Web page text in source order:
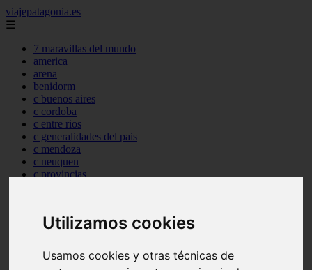
Utilizamos cookies
Usamos cookies y otras técnicas de
viajepatagonia.es
☰
7 maravillas del mundo
america
arena
benidorm
c buenos aires
c cordoba
c entre rios
c generalidades del pais
c mendoza
c neuquen
c provincias
c tucuman
carmen
category